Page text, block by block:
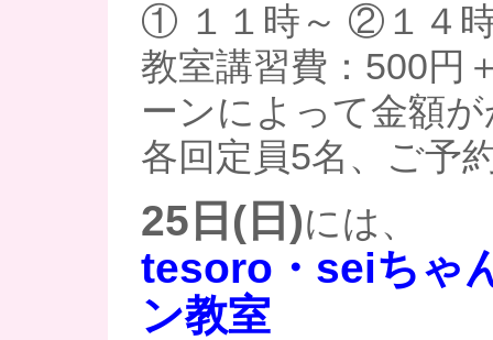
① １１時～ ②１４
教室講習費：500円
ーンによって金額
各回定員5名、ご予
25日(日)には、
tesoro・seiちゃ
ン教室